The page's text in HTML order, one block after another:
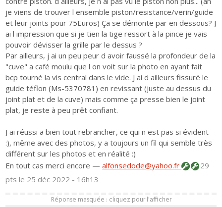
je viens de trouver l ensemble piston/resistance/verin/guide
et leur joints pour 75Euros) Ça se démonte par en dessous? J
ai l impression que si je tien la tige ressort à la pince je vais
pouvoir dévisser la grille par le dessus ?
Par ailleurs, j ai un peu peur d avoir faussé la profondeur de la
"cuve" a café moulu que l on voit sur la photo en ayant fait
bcp tourné la vis central dans le vide. J ai d ailleurs fissuré le
guide téflon (Ms-5370781) en revissant (juste au dessus du
joint plat et de la cuve) mais comme ça presse bien le joint
plat, je reste à peu prêt confiant.
J ai réussi a bien tout rebrancher, ce qui n est pas si évident
:), même avec des photos, y a toujours un fil qui semble très
différent sur les photos et en réalité :)
En tout cas merci encore —alfonsedode@yahoo.fr
29
ptsle 25 déc 2022 - 16h13
Réponse masquée : cliquez pour l'afficher